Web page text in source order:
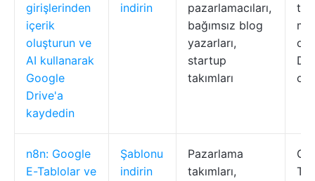
girişlerinden
içerik
oluşturun ve
AI kullanarak
Google
Drive'a
kaydedin
indirin
pazarlamacıları,
bağımsız blog
yazarları,
startup
takımları
n8n: Google
E-Tablolar ve
Şablonu
indirin
Pazarlama
takımları,